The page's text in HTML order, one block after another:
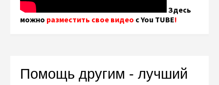
Здесь
можно разместить свое видео с You TUBE!
Помощь другим - лучший